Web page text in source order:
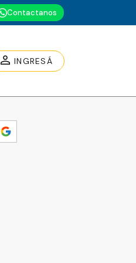
Contactanos
INGRESÁ